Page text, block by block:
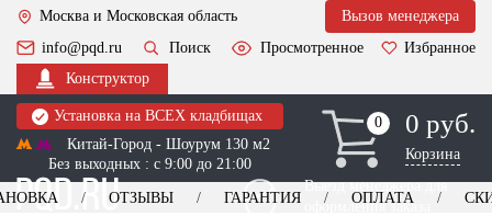
Москва и Московская область
Вызов менеджера
info@pqd.ru
Поиск Просмотренное
Избранное
Конструктор
Установка на ВСЕХ кладбищах
Китай-Город - Шоурум 130 м2
Без выходных : с 9:00 до 21:00
0
0 0 руб.
Корзина
Выезд менеджера для
оформления заказа
ОТЗЫВЫ ГАРАНТИЯ ОПЛАТА